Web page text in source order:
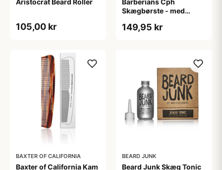
Aristocrat Beard Roller
105,00 kr
Barberians Cph
Skægbørste - med
149,95 kr
BAXTER OF CALIFORNIA
Baxter of California Kam
BEARD JUNK
Beard Junk Skæg Tonic